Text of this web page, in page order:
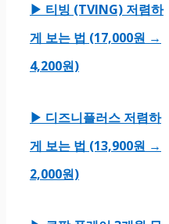
▶ 티빙 (TVING) 저렴하
게 보는 법 (17,000원 →
4,200원)
▶ 디즈니플러스 저렴하
게 보는 법 (13,900원 →
2,000원)